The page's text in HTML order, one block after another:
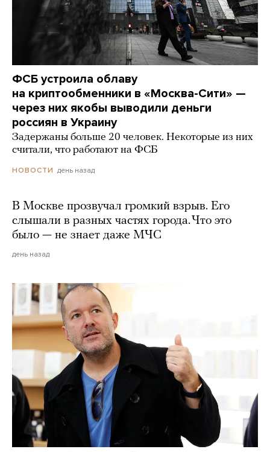
ФСБ устроила облаву
на криптообменники в «Москва-Сити» —
через них якобы выводили деньги
россиян в Украину
Задержаны больше 20 человек. Некоторые из них
считали, что работают на ФСБ
НОВОСТИ день назад
В Москве прозвучал громкий взрыв. Его
слышали в разных частях города. Что это
было — не знает даже МЧС
день назад